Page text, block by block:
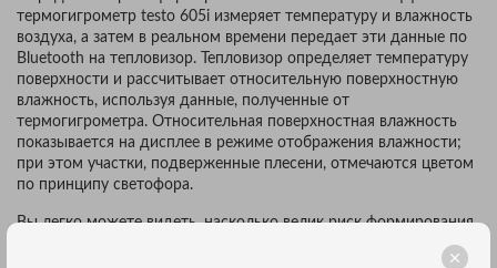
термогигрометр testo 605i измеряет температуру и влажность
воздуха, а затем в реальном времени передает эти данные по
Bluetooth на тепловизор. Тепловизор определяет температуру
поверхности и рассчитывает относительную поверхностную
влажность, используя данные, полученные от
термогигрометра. Относительная поверхностная влажность
показывается на дисплее в режиме отображения влажности;
при этом участки, подверженные плесени, отмечаются цветом
по принципу светофора.
Вы легко можете видеть, насколько велик риск формирования